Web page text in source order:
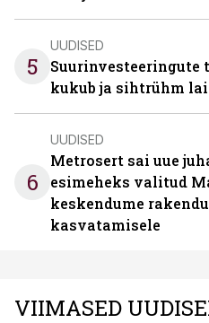
5
UUDISED
Suurinvesteeringute
kukub ja sihtrühm
6
UUDISED
Metrosert sai uue
esimeheks valitud
keskendume
kasvatamisele
VIIMASED